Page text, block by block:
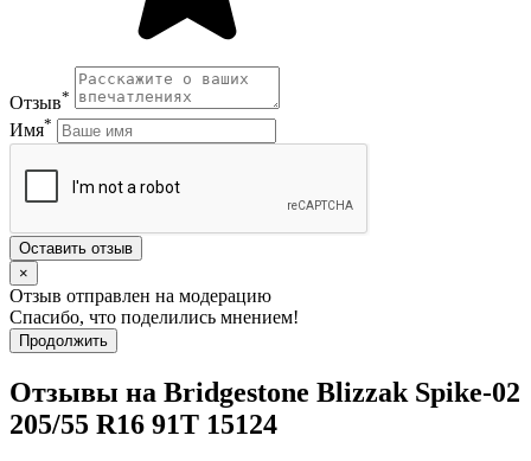
Отзыв*
Имя*
Оставить отзыв
×
Отзыв отправлен на модерацию
Спасибо, что поделились мнением!
Продолжить
Отзывы на Bridgestone Blizzak Spike-02
205/55 R16 91T 15124